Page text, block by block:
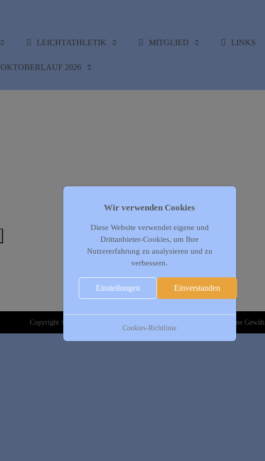
LEICHTATHLETIK MITGLIED LINKS
OKTOBERLAUF 2026
Copyright © 2020-2026 DJK Gillrath 1911 e. V. Alle Angaben sind ohne
Wir verwenden Cookies
Diese Website verwendet eigene und
Drittanbieter-Cookies, um Ihre
Nutzererfahrung zu analysieren und zu
verbessern.
Einstellungen Einverstanden
Cookies-Richtlinie